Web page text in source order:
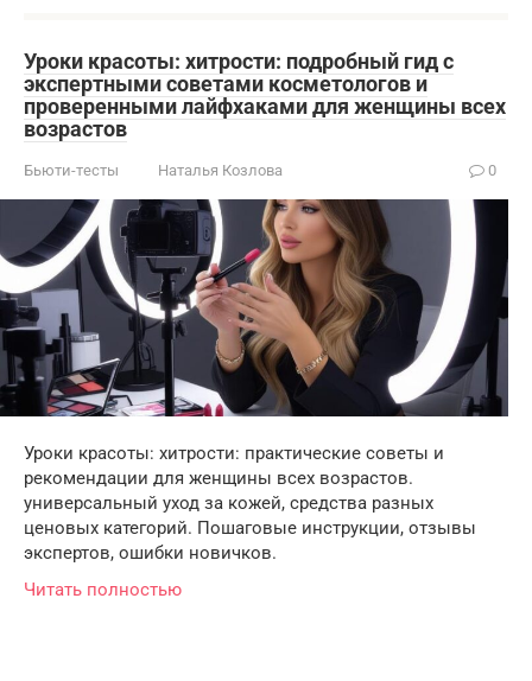
Уроки красоты: хитрости: подробный гид с
экспертными советами косметологов и
проверенными лайфхаками для женщины всех
возрастов
Бьюти-тесты Наталья Козлова 0
Уроки красоты: хитрости: практические советы и
рекомендации для женщины всех возрастов.
универсальный уход за кожей, средства разных
ценовых категорий. Пошаговые инструкции, отзывы
экспертов, ошибки новичков.
Читать полностью